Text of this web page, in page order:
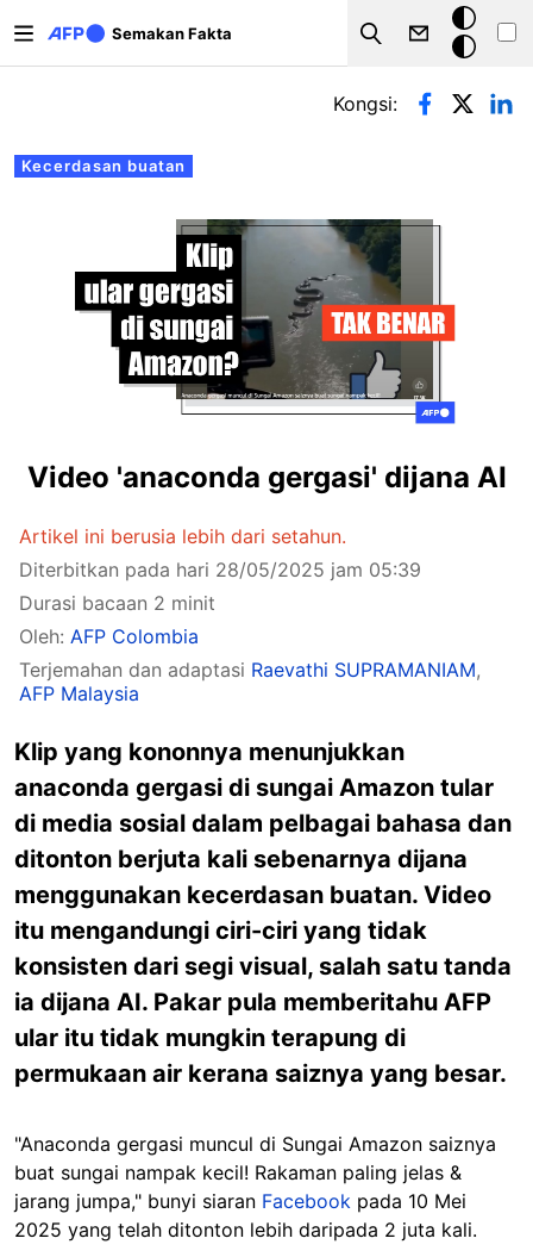
Semakan Fakta
Search
Mod
gelap
Tab-tab utama
Kecerdasan buatan
Kongsi:
Video 'anaconda gergasi' dijana AI
Artikel ini berusia lebih dari setahun.
Diterbitkan pada hari 28/05/2025 jam 05:39
Durasi bacaan 2 minit
Oleh: AFP Colombia
Terjemahan dan adaptasi Raevathi SUPRAMANIAM,
AFP Malaysia
Klip yang kononnya menunjukkan
anaconda gergasi di sungai Amazon tular
di media sosial dalam pelbagai bahasa dan
ditonton berjuta kali sebenarnya dijana
menggunakan kecerdasan buatan. Video
itu mengandungi ciri-ciri yang tidak
konsisten dari segi visual, salah satu tanda
ia dijana AI. Pakar pula memberitahu AFP
ular itu tidak mungkin terapung di
permukaan air kerana saiznya yang besar.
"Anaconda gergasi muncul di Sungai Amazon saiznya
buat sungai nampak kecil! Rakaman paling jelas &
jarang jumpa," bunyi siaran Facebook pada 10 Mei
2025 yang telah ditonton lebih daripada 2 juta kali.